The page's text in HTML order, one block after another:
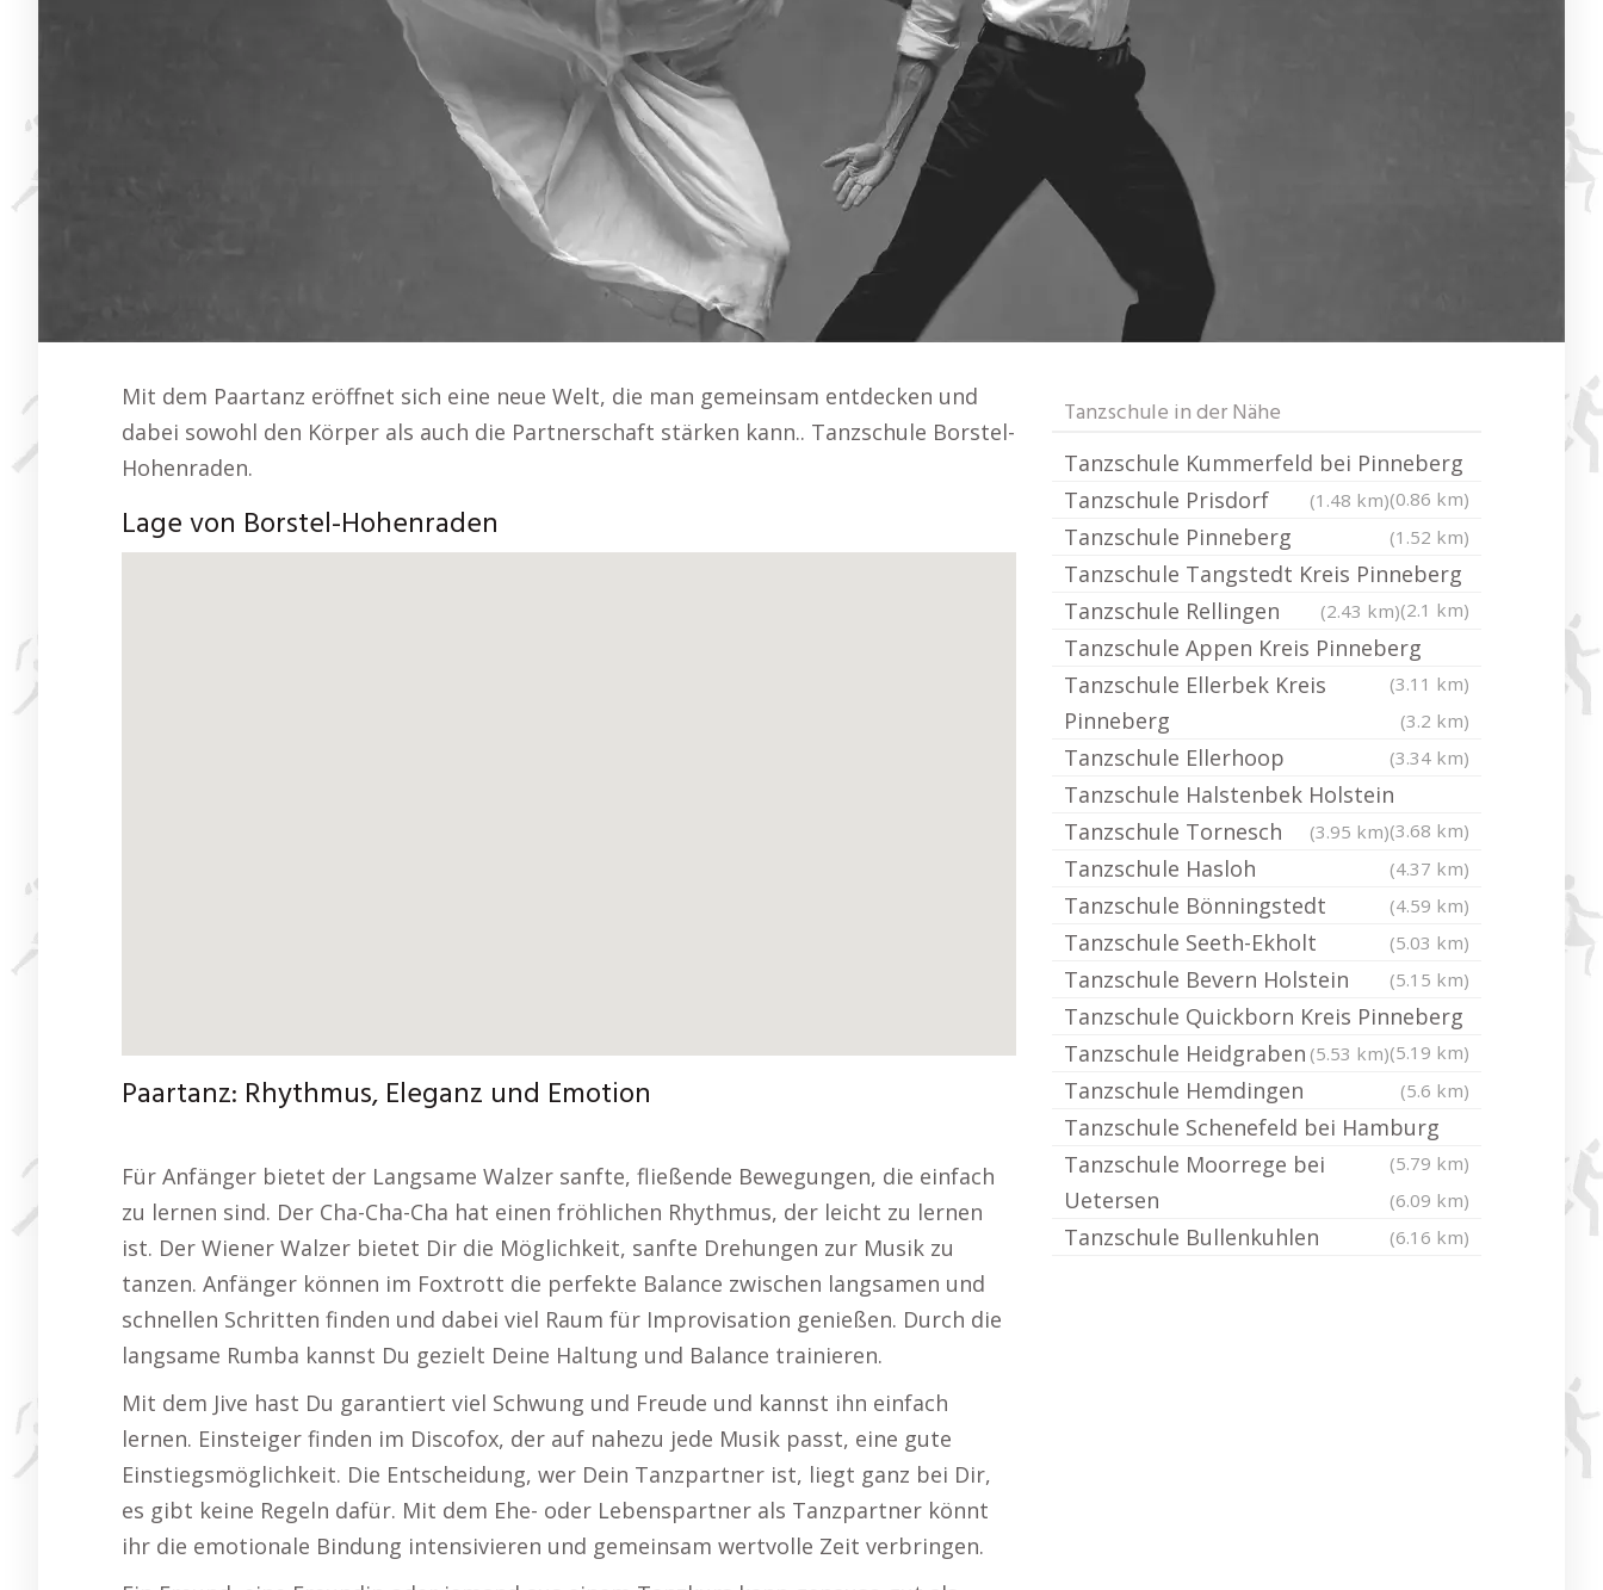
Mit dem Paartanz eröffnet sich eine neue Welt, die man gemeinsam entdecken und
dabei sowohl den Körper als auch die Partnerschaft stärken kann.. Tanzschule Borstel-
Hohenraden.
Lage von Borstel-Hohenraden
Paartanz: Rhythmus, Eleganz und Emotion
Für Anfänger bietet der Langsame Walzer sanfte, fließende Bewegungen, die einfach
zu lernen sind. Der Cha-Cha-Cha hat einen fröhlichen Rhythmus, der leicht zu lernen
ist. Der Wiener Walzer bietet Dir die Möglichkeit, sanfte Drehungen zur Musik zu
tanzen. Anfänger können im Foxtrott die perfekte Balance zwischen langsamen und
schnellen Schritten finden und dabei viel Raum für Improvisation genießen. Durch die
langsame Rumba kannst Du gezielt Deine Haltung und Balance trainieren.
Mit dem Jive hast Du garantiert viel Schwung und Freude und kannst ihn einfach
lernen. Einsteiger finden im Discofox, der auf nahezu jede Musik passt, eine gute
Einstiegsmöglichkeit. Die Entscheidung, wer Dein Tanzpartner ist, liegt ganz bei Dir,
es gibt keine Regeln dafür. Mit dem Ehe- oder Lebenspartner als Tanzpartner könnt
ihr die emotionale Bindung intensivieren und gemeinsam wertvolle Zeit verbringen.
Tanzschule in der Nähe
Tanzschule Kummerfeld bei Pinneberg
(0.86 km)
Tanzschule Prisdorf (1.48 km)
Tanzschule Pinneberg (1.52 km)
Tanzschule Tangstedt Kreis Pinneberg
(2.1 km)
Tanzschule Rellingen (2.43 km)
Tanzschule Appen Kreis Pinneberg
(3.11 km)
Tanzschule Ellerbek Kreis
Pinneberg
(3.2 km)
Tanzschule Ellerhoop (3.34 km)
Tanzschule Halstenbek Holstein
(3.68 km)
Tanzschule Tornesch (3.95 km)
Tanzschule Hasloh (4.37 km)
Tanzschule Bönningstedt (4.59 km)
Tanzschule Seeth-Ekholt (5.03 km)
Tanzschule Bevern Holstein (5.15 km)
Tanzschule Quickborn Kreis Pinneberg
(5.19 km)
Tanzschule Heidgraben (5.53 km)
Tanzschule Hemdingen (5.6 km)
Tanzschule Schenefeld bei Hamburg
(5.79 km)
Tanzschule Moorrege bei
Uetersen
(6.09 km)
Tanzschule Bullenkuhlen (6.16 km)